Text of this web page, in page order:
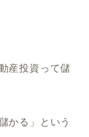
産投資って儲
かる」という